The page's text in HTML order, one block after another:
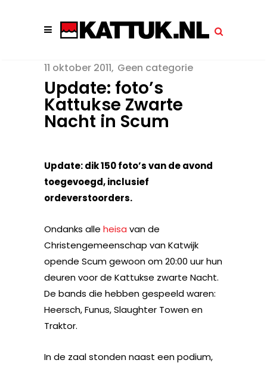
11 oktober 2011 Geen categorie
Update: foto’s
Kattukse Zwarte
Nacht in Scum
Update: dik 150 foto’s van de avond
toegevoegd, inclusief
ordeverstoorders.
Ondanks alle heisa van de
Christengemeenschap van Katwijk
opende Scum gewoon om 20:00 uur hun
deuren voor de Kattukse zwarte Nacht.
De bands die hebben gespeeld waren:
Heersch, Funus, Slaughter Towen en
Traktor.
In de zaal stonden naast een podium,